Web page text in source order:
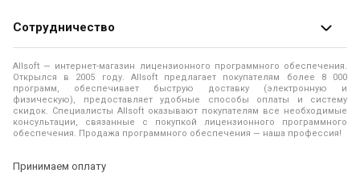
Принимаем оплату
Помощь
Правила продажи
Политика использования файлов Cookie
Продажа программ юридическим лицам
О лицензировании программного обеспечения
Программы для компьютера
Контакты
Сотрудничество
О магазине
Адреса и телефоны
Новости
Allsoft — интернет-магазин лицензионного программного обеспечения.
Открылся в 2005 году. Allsoft предлагает покупателям более 8 000
программ, обеспечивает быструю доставку (электронную и
физическую), предоставляет удобные способы оплаты и систему
скидок. Специалисты Allsoft оказывают покупателям все необходимые
консультации, связанные с покупкой лицензионного программного
обеспечения. Продажа программного обеспечения — наша профессия!